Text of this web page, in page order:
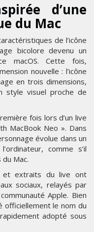
d’une
du Mac
de l’icône
bicolore devenu un
macOS. Cette fois,
nouvelle : l’icône
en trois dimensions,
style visuel proche de
fois lors d’un live
MacBook Neo ». Dans
évolue dans un
comme s’il
Mac.
et extraits du live ont
sociaux, relayés par
Apple. Bien
officiellement le nom du
adopté sous